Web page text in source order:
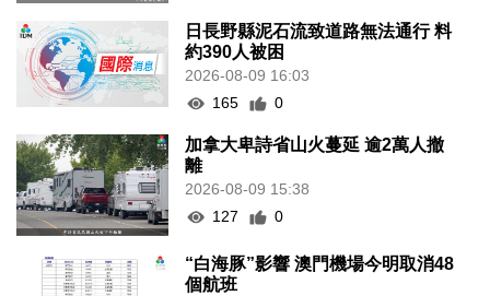
日長野縣泥石流致道路無法通行 料
約390人被困
2026-08-09 16:03
165
0
加拿大卑詩省山火蔓延 逾2萬人撤
離
2026-08-09 15:38
127
0
“白海豚”影響 澳門機場今明取消48
個航班